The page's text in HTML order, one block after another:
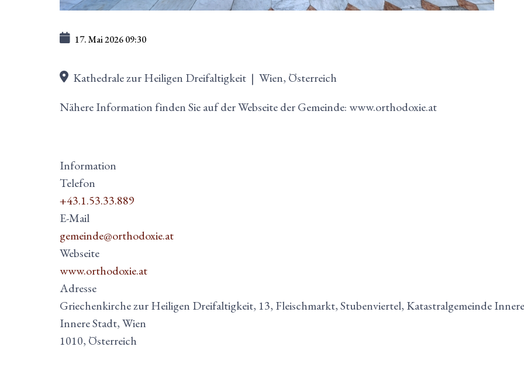
17. Mai 202609:30
Kathedrale zur Heiligen Dreifaltigkeit | Wien, Österreich
Nähere Information finden Sie auf der Webseite der Gemeinde: www.orthodoxie.at
Information
Telefon
+43.1.53.33.889
E-Mail
gemeinde@orthodoxie.at
Webseite
www.orthodoxie.at
Adresse
Griechenkirche zur Heiligen Dreifaltigkeit, 13, Fleischmarkt, Stubenviertel, Katastralgemeinde
Innere Stadt, Wien
1010, Österreich